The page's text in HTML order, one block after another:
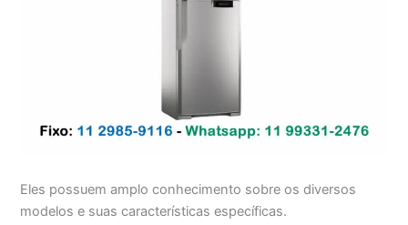
Eles possuem amplo conhecimento sobre os diversos
modelos e suas características específicas.